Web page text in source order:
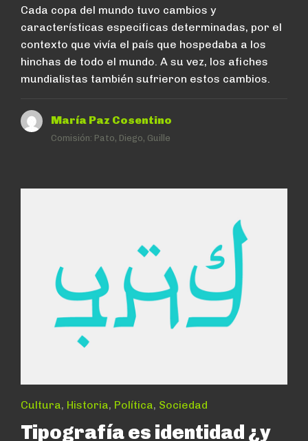
Cada copa del mundo tuvo cambios y
características especificas determinadas, por el
contexto que vivía el país que hospedaba a los
hinchas de todo el mundo. A su vez, los afiches
mundialistas también sufrieron estos cambios.
María Paz Cosentino
Comisión: Pato, Diego, Guille
Cultura, Historia, Política, Sociedad
Tipografía es identidad ¿y